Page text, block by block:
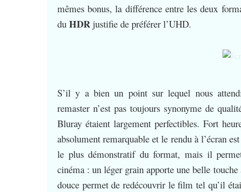
mêmes bonus, la différence entre les deux
du HDRjustifie de préférer l’UHD.
S’il y a bien un point sur lequel nous
remaster n’est pas toujours synonyme de
Bluray étaient largement perfectibles. Fort
absolument remarquable et le rendu à l’écran
le plus démonstratif du format, mais il
cinéma : un léger grain apporte une belle
douce permet de redécouvrir le film tel qu’il